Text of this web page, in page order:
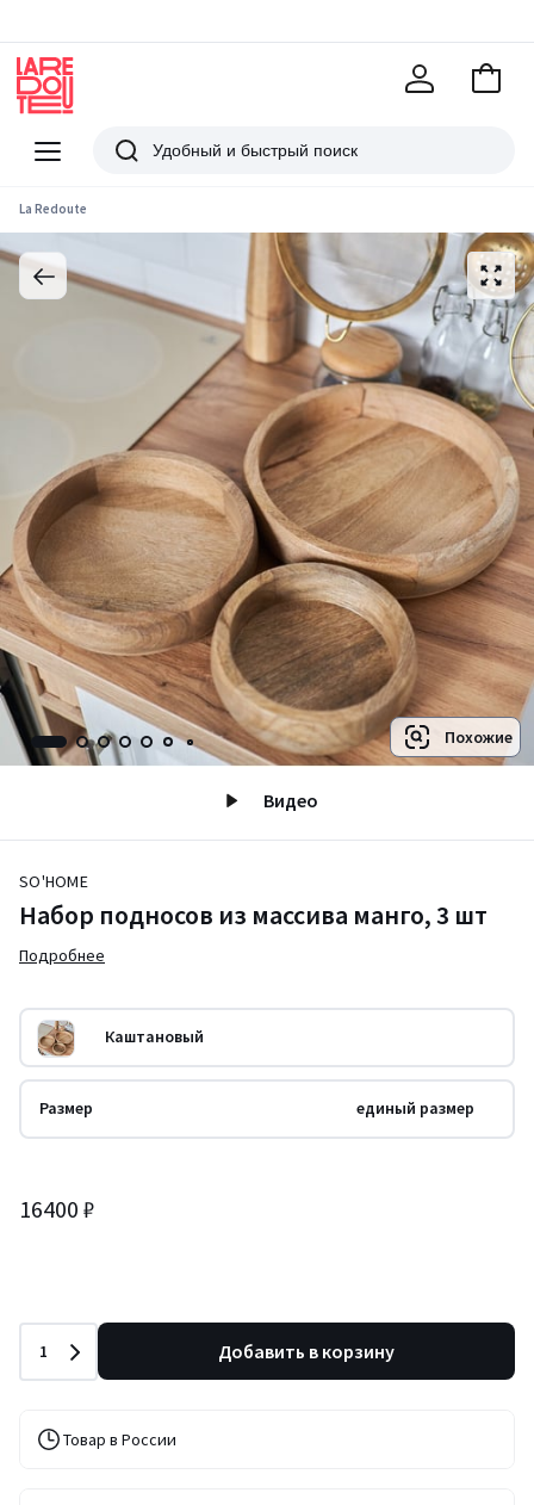
Меню
Redoute
Поиск
В
La Redoute
Похожие
Видео
SO'HOME
Набор подносов из массива манго, 3 шт
Подробнее
Каштановый
Размер единый размер
16400 ₽
Количество
1 Добавить в корзину
Товар в России